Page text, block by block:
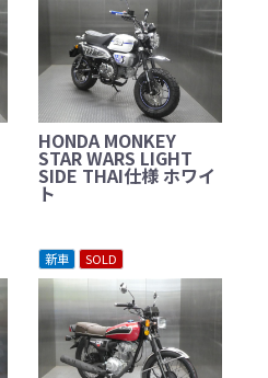
HONDA MONKEY
STAR WARS LIGHT
SIDE THAI仕様 ホワイ
ト
新車 SOLD